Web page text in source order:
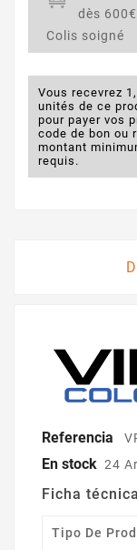
dès
Colis soigné
Vous recevrez
unités de ce
pour payer vos
code de bon ou
montant
requis.
Referencia
En stock 24
Ficha técnica
Tipo De